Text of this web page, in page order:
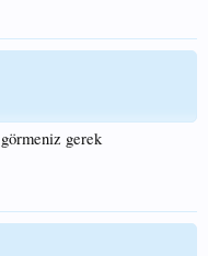
gerek